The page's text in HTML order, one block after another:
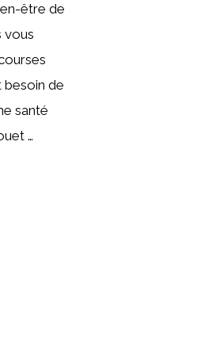
être de
vous
besoin de
santé
…